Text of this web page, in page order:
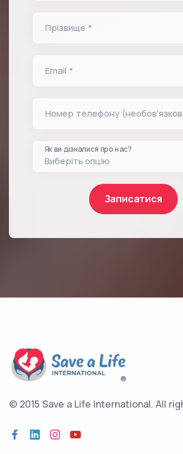
Прізвище *
Email *
Номер телефону
Як ви дізналися про нас?
© 2015 Save a Life International. All